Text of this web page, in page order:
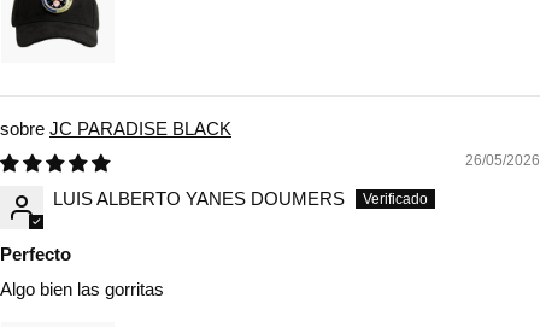
JC PARADISE BLACK
26/05/2026
LUIS ALBERTO YANES DOUMERS
Perfecto
Algo bien las gorritas